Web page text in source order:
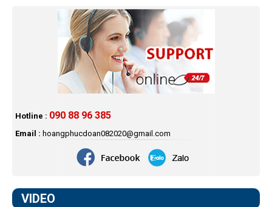
Hotline : 090 88 96 385
Email : hoangphucdoan082020@gmail.com
VIDEO